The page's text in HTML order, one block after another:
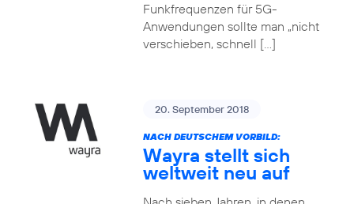
Funkfrequenzen für 5G-
Anwendungen sollte man „nicht
verschieben, schnell […]
20. September 2018
NACH DEUTSCHEM VORBILD:
Wayra stellt sich
weltweit neu auf